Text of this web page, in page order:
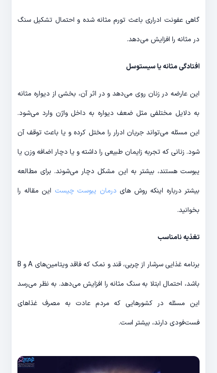
گاهی عفونت ادراری باعث تورم مثانه شده و احتمال تشکیل سنگ
در مثانه را افزایش می‌دهد.
افتادگی مثانه یا سیستوسل
این عارضه در زنان روی می‌دهد و در اثر آن، بخشی از دیواره مثانه
به دلایل مختلفی مثل ضعف دیواره به داخل واژن وارد می‌شود.
این مسئله می‌تواند جریان ادرار را مختل کرده و یا باعث توقف آن
شود. زنانی که تجربه زایمان طبیعی را داشته و یا دچار اضافه وزن یا
یبوست هستند، بیشتر به این مشکل دچار می‌شوند. برای مطالعه
بیشتر درباره اینکه روش‌ های درمان یبوست چیست این مقاله را
بخوانید.
تغذیه نامناسب
برنامه غذایی سرشار از چربی، قند و نمک که فاقد ویتامین‌های A و B
باشد، احتمال ابتلا به سنگ مثانه را افزایش می‌دهد. به نظر می‌رسد
این مسئله در کشورهایی که مردم عادت به مصرف غذاهای
فست‌فودی دارند، بیشتر است.